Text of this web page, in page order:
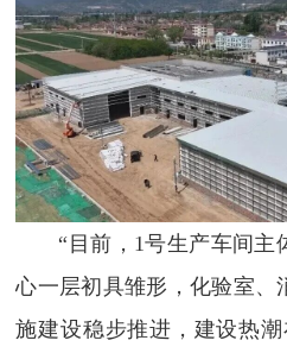
“目前，1号生产车间主
心一层初具雏形，化验室、
施建设稳步推进，建设热